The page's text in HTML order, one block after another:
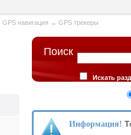
GPS навигация → GPS трекеры
Поиск
Искать
Информация!